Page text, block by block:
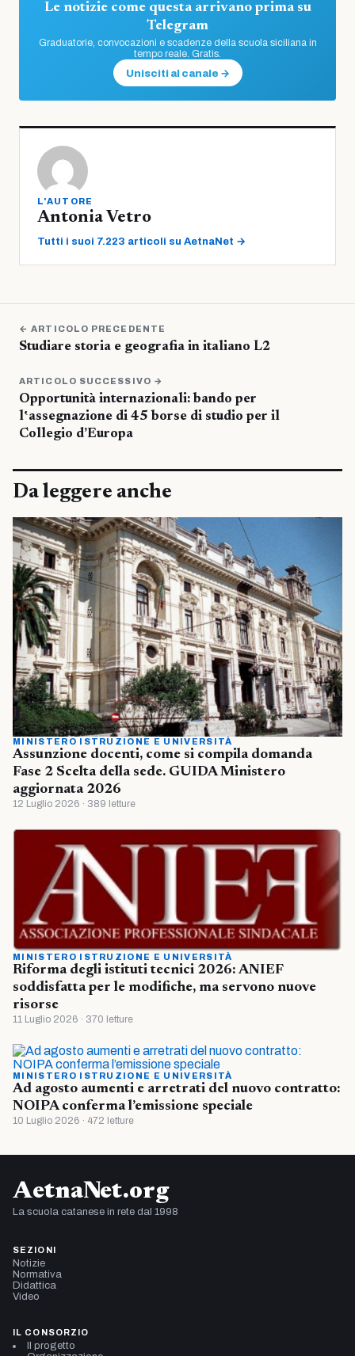
Le notizie come questa arrivano prima su
Telegram
Graduatorie, convocazioni e scadenze della scuola siciliana in
tempo reale. Gratis.
Unisciti al canale →
L'AUTORE
Antonia Vetro
Tutti i suoi 7.223 articoli su AetnaNet →
← ARTICOLO PRECEDENTE
Studiare storia e geografia in italiano L2
ARTICOLO SUCCESSIVO →
Opportunità internazionali: bando per
l‛assegnazione di 45 borse di studio per il
Collegio d’Europa
Da leggere anche
MINISTERO ISTRUZIONE E UNIVERSITÀ
Assunzione docenti, come si compila domanda
Fase 2 Scelta della sede. GUIDA Ministero
aggiornata 2026
12 Luglio 2026 · 389 letture
MINISTERO ISTRUZIONE E UNIVERSITÀ
Riforma degli istituti tecnici 2026: ANIEF
soddisfatta per le modifiche, ma servono nuove
risorse
11 Luglio 2026 · 370 letture
MINISTERO ISTRUZIONE E UNIVERSITÀ
Ad agosto aumenti e arretrati del nuovo contratto:
NOIPA conferma l’emissione speciale
10 Luglio 2026 · 472 letture
AetnaNet.org
La scuola catanese in rete dal 1998
SEZIONI
Notizie
Normativa
Didattica
Video
IL CONSORZIO
Il progetto